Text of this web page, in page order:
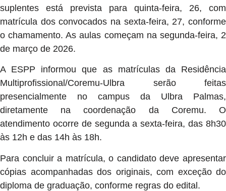
suplentes está prevista para quinta-feira, 26, com
matrícula dos convocados na sexta-feira, 27, conforme
o chamamento. As aulas começam na segunda-feira, 2
de março de 2026.
A ESPP informou que as matrículas da Residência
Multiprofissional/Coremu-Ulbra serão feitas
presencialmente no campus da Ulbra Palmas,
diretamente na coordenação da Coremu. O
atendimento ocorre de segunda a sexta-feira, das 8h30
às 12h e das 14h às 18h.
Para concluir a matrícula, o candidato deve apresentar
cópias acompanhadas dos originais, com exceção do
diploma de graduação, conforme regras do edital.